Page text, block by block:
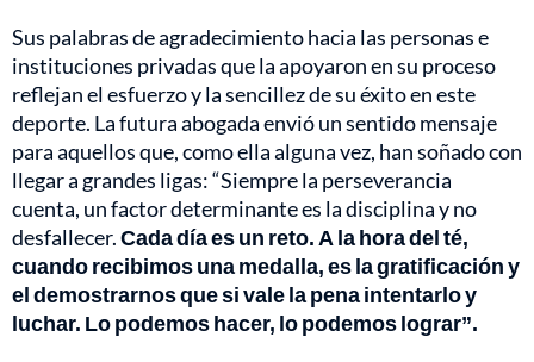
Sus palabras de agradecimiento hacia las personas e
instituciones privadas que la apoyaron en su proceso
reflejan el esfuerzo y la sencillez de su éxito en este
deporte. La futura abogada envió un sentido mensaje
para aquellos que, como ella alguna vez, han soñado con
llegar a grandes ligas: “Siempre la perseverancia
cuenta, un factor determinante es la disciplina y no
desfallecer.Cada día es un reto. A la hora del té,
cuando recibimos una medalla, es la gratificación y
el demostrarnos que si vale la pena intentarlo y
luchar. Lo podemos hacer, lo podemos lograr”.